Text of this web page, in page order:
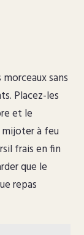
sans
Placez-les
et le
à feu
frais en fin
que le
repas